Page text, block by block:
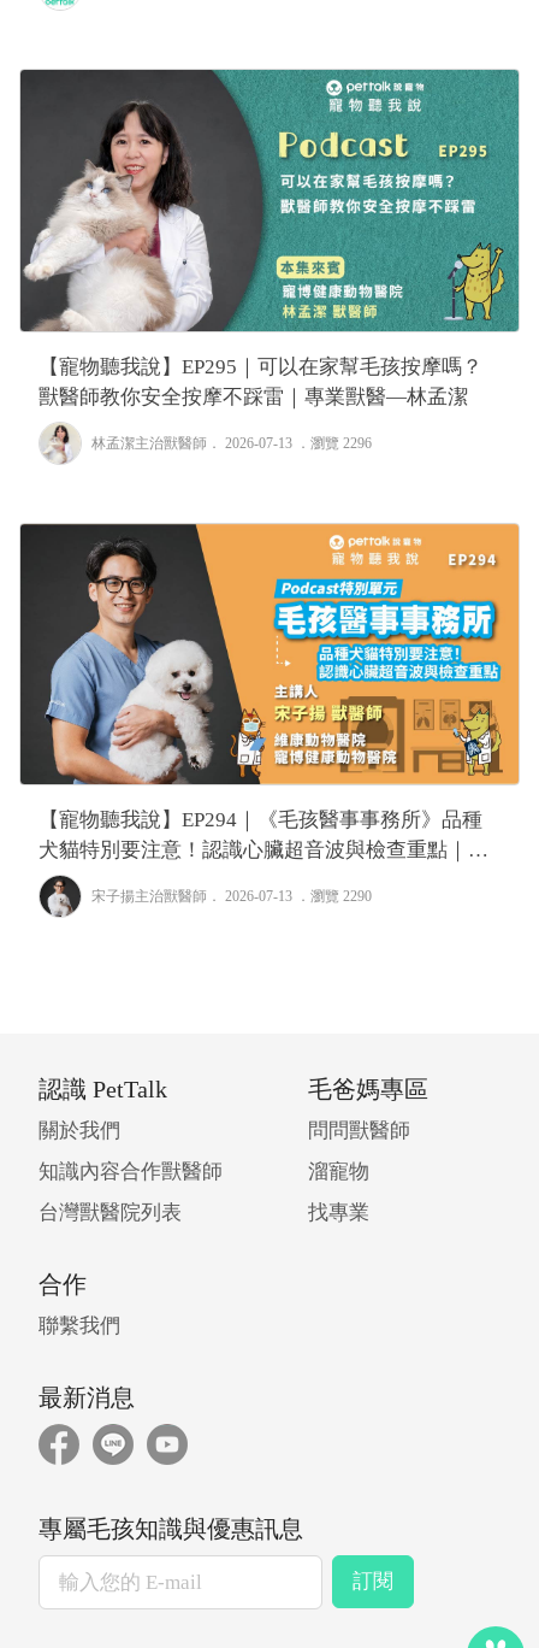
【寵物聽我說】EP295｜可以在家幫毛孩按摩嗎？
獸醫師教你安全按摩不踩雷｜專業獸醫—林孟潔
林孟潔主治獸醫師 ． 2026-07-13 ． 瀏覽 2296
【寵物聽我說】EP294｜《毛孩醫事事務所》品種
犬貓特別要注意！認識心臟超音波與檢查重點｜專
業獸醫—宋子揚
宋子揚主治獸醫師 ． 2026-07-13 ． 瀏覽 2290
認識 PetTalk
關於我們
知識內容合作獸醫師
台灣獸醫院列表
毛爸媽專區
問問獸醫師
溜寵物
找專業
合作
聯繫我們
最新消息
專屬毛孩知識與優惠訊息
訂閱